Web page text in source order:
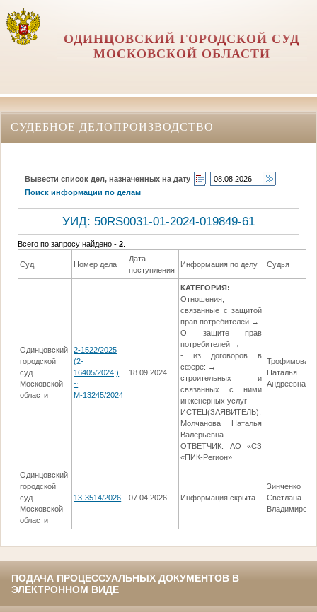
ОДИНЦОВСКИЙ ГОРОДСКОЙ СУД
МОСКОВСКОЙ ОБЛАСТИ
СУДЕБНОЕ ДЕЛОПРОИЗВОДСТВО
Вывести список дел, назначенных на дату
Поиск информации по делам
УИД: 50RS0031-01-2024-019849-61
Всего по запросу найдено -2
Суд Номер дела
Дата
поступления
Информация по делу Судья
Одинцовский
городской
суд
Московской
области
2-1522/2025
(2-
16405/2024;)
~
М-13245/2024
18.09.2024
КАТЕГОРИЯ:
Отношения,
связанные с защитой
прав потребителей →
О защите прав
потребителей →
- из договоров в
сфере: →
строительных и
связанных с ними
инженерных услуг
ИСТЕЦ(ЗАЯВИТЕЛЬ):
Молчанова Наталья
Валерьевна
ОТВЕТЧИК: АО «СЗ
«ПИК-Регион»
Трофимова
Наталья
Андреевна
Одинцовский
городской
суд
Московской
области
13-3514/2026 07.04.2026 Информация скрыта
Зинченко
Светлана
ПОДАЧА ПРОЦЕССУАЛЬНЫХ ДОКУМЕНТОВ В
ЭЛЕКТРОННОМ ВИДЕ